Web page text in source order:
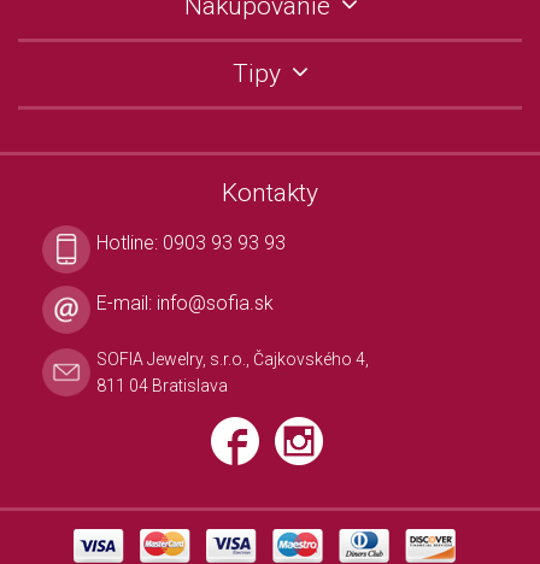
Nakupovanie
Tipy
Kontakty
Hotline: 0903 93 93 93
E-mail: info@sofia.sk
SOFIA Jewelry, s.r.o., Čajkovského 4,
811 04 Bratislava